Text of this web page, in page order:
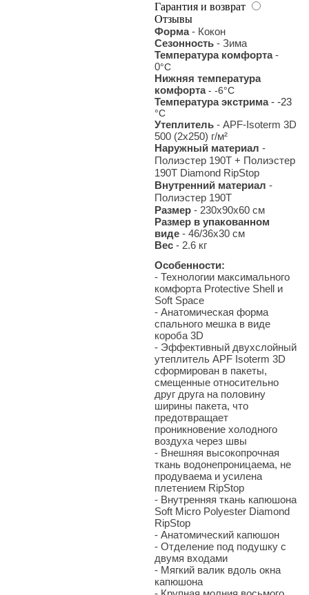
Гарантия и возврат
Отзывы
Форма- Кокон
Сезонность - Зима
Температура комфорта-
0°С
Нижняя температура
комфорта- -6°С
Температура экстрима- -23
°С
Утеплитель - APF-Isoterm 3D
500 (2x250) г/м²
Наружный материал -
Полиэстер 190T + Полиэстер
190Т Diamond RipStop
Внутренний материал -
Полиэстер 190T
Размер - 230х90х60 см
Размер в упакованном
виде - 46/36x30 см
Вес - 2.6 кг
Особенности:
- Технологии максимального
комфорта Protective Shell и
Soft Space
- Анатомическая форма
спального мешка в виде
короба 3D
- Эффективный двухслойный
утеплитель APF Isoterm 3D
сформирован в пакеты,
смещенные относительно
друг друга на половину
ширины пакета, что
предотвращает
проникновение холодного
воздуха через швы
- Внешняя высокопрочная
ткань водонепроницаема, не
продуваема и усилена
плетением RipStop
- Внутренняя ткань капюшона
Soft Micro Polyester Diamond
RipStop
- Анатомический капюшон
- Отделение под подушку с
двумя входами
- Мягкий валик вдоль окна
капюшона